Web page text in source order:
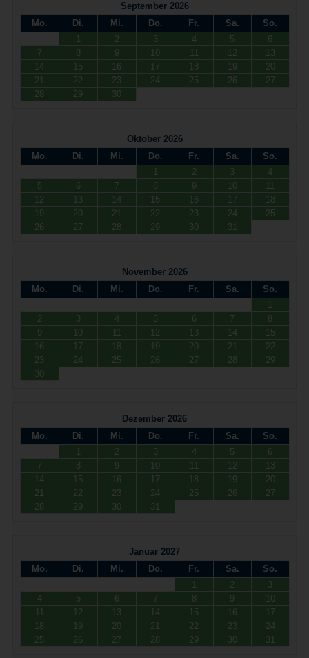
September 2026
Mo.
Di. Mi. Do. Fr. Sa.
So.
1
2 3 4 5
6
7
8 9 10 11 12
13
14
15 16 17 18 19
20
21
22 23 24 25 26
27
28
29 30
Oktober 2026
Mo.
Di. Mi. Do. Fr. Sa.
So.
1
2 3
4
5
6 7 8 9 10
11
12
13 14 15 16 17
18
19
20 21 22 23 24
25
26
27 28 29 30 31
November 2026
Mo.
Di. Mi. Do. Fr. Sa.
So.
1
2
3 4 5 6 7
8
9
10 11 12 13 14
15
16
17 18 19 20 21
22
23
24 25 26 27 28
29
30
Dezember 2026
Mo.
Di. Mi. Do. Fr. Sa.
So.
1
2 3 4 5
6
7
8 9 10 11 12
13
14
15 16 17 18 19
20
21
22 23 24 25 26
27
28
29 30 31
Januar 2027
Mo.
Di. Mi. Do. Fr. Sa.
So.
1
2
3
4
5 6 7 8 9
10
11
12 13 14 15 16
17
18
19 20 21 22 23
24
25
26 27 28 29 30 31